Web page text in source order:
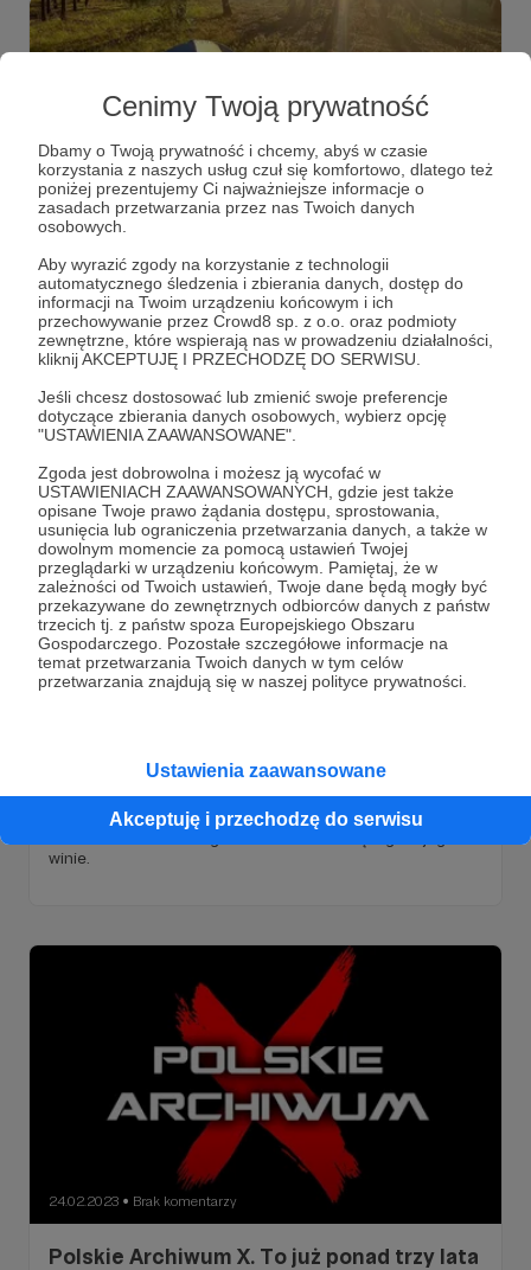
Cenimy Twoją prywatność
Dbamy o Twoją prywatność i chcemy, abyś w czasie
korzystania z naszych usług czuł się komfortowo, dlatego też
poniżej prezentujemy Ci najważniejsze informacje o
zasadach przetwarzania przez nas Twoich danych
osobowych.
Aby wyrazić zgody na korzystanie z technologii
automatycznego śledzenia i zbierania danych, dostęp do
informacji na Twoim urządzeniu końcowym i ich
przechowywanie przez Crowd8 sp. z o.o. oraz podmioty
zewnętrzne, które wspierają nas w prowadzeniu działalności,
kliknij AKCEPTUJĘ I PRZECHODZĘ DO SERWISU.
Jeśli chcesz dostosować lub zmienić swoje preferencje
dotyczące zbierania danych osobowych, wybierz opcję
"USTAWIENIA ZAAWANSOWANE".
Zgoda jest dobrowolna i możesz ją wycofać w
USTAWIENIACH ZAAWANSOWANYCH, gdzie jest także
opisane Twoje prawo żądania dostępu, sprostowania,
usunięcia lub ograniczenia przetwarzania danych, a także w
dowolnym momencie za pomocą ustawień Twojej
przeglądarki w urządzeniu końcowym. Pamiętaj, że w
zależności od Twoich ustawień, Twoje dane będą mogły być
przekazywane do zewnętrznych odbiorców danych z państw
trzecich tj. z państw spoza Europejskiego Obszaru
Gospodarczego. Pozostałe szczegółowe informacje na
temat przetwarzania Twoich danych w tym celów
przetwarzania znajdują się w naszej polityce prywatności.
Ustawienia zaawansowane
Akceptuję i przechodzę do serwisu
Wracamy z nowymi odcinkami 4 września
Trwa okres wakacyjny, więc my również udaliśmy się
naładować baterie. Wracamy z nowymi opowieściami 4
września.
Skazany za niewinność. Piotr od 12 lat
przebywa w więzieniu
Piotr Mikołajczyk przebywa w zakładzie karnym od 12 lat,
winie.
24.02.2023 ● Brak komentarzy
Polskie Archiwum X. To już ponad trzy lata